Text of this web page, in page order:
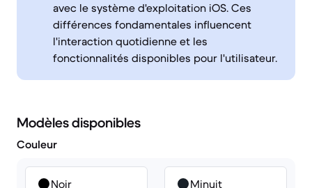
avec le système d'exploitation iOS. Ces
différences fondamentales influencent
l'interaction quotidienne et les
fonctionnalités disponibles pour l'utilisateur.
Modèles disponibles
Couleur
Noir Minuit